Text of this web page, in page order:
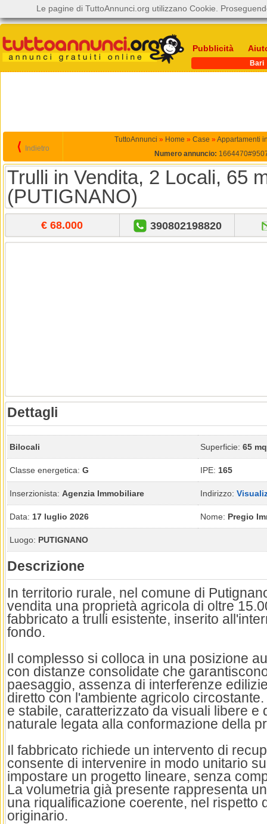
Pubblicità
Bari
⟨ Indietro
TuttoAnnunci » Home » Case » Appartamenti
Numero annuncio:
Trulli in Vendita, 2 Locali, 65
(PUTIGNANO)
€ 68.000 390802198820
Dettagli
Bilocali Superficie: 65 mq
Classe energetica: G IPE: 165
Inserzionista: Agenzia Immobiliare Indirizzo:
Data: 17 luglio 2026 Nome: Pregio
Luogo: PUTIGNANO
Descrizione
In territorio rurale, nel comune di
vendita una proprietà agricola di oltre
fabbricato a trulli esistente, inserito
fondo.
Il complesso si colloca in una posizione
con distanze consolidate che
paesaggio, assenza di interferenze
diretto con l'ambiente agricolo
e stabile, caratterizzato da visuali libere e
naturale legata alla conformazione della
Il fabbricato richiede un intervento di
consente di intervenire in modo unitario
impostare un progetto lineare, senza
La volumetria già presente rappresenta
una riqualificazione coerente, nel rispetto
originario.
Le pagine di TuttoAnnunci.org utilizzano Cookie.